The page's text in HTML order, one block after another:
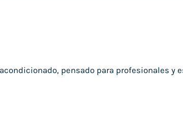
pensado para profesionales y